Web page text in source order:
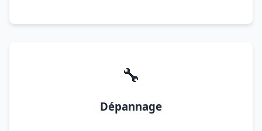
🔧
Dépannage